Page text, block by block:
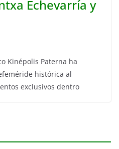
Echevarría y
Kinépolis Paterna ha
histórica al
exclusivos dentro